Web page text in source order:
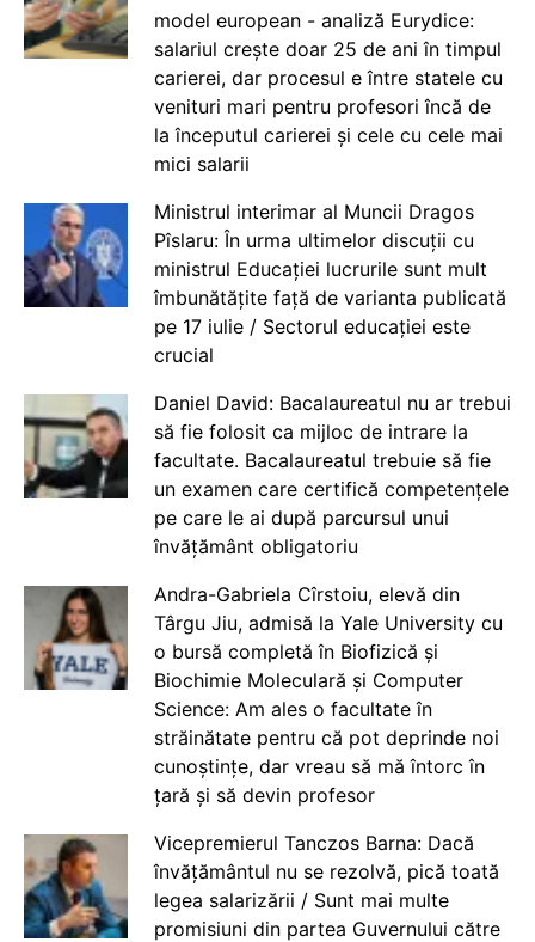
model european - analiză Eurydice:
salariul crește doar 25 de ani în timpul
carierei, dar procesul e între statele cu
venituri mari pentru profesori încă de
la începutul carierei și cele cu cele mai
mici salarii
Ministrul interimar al Muncii Dragos
Pîslaru: În urma ultimelor discuții cu
ministrul Educației lucrurile sunt mult
îmbunătățite față de varianta publicată
pe 17 iulie / Sectorul educației este
crucial
Daniel David: Bacalaureatul nu ar trebui
să fie folosit ca mijloc de intrare la
facultate. Bacalaureatul trebuie să fie
un examen care certifică competențele
pe care le ai după parcursul unui
învățământ obligatoriu
Andra-Gabriela Cîrstoiu, elevă din
Târgu Jiu, admisă la Yale University cu
o bursă completă în Biofizică și
Biochimie Moleculară și Computer
Science: Am ales o facultate în
străinătate pentru că pot deprinde noi
cunoștințe, dar vreau să mă întorc în
țară și să devin profesor
Vicepremierul Tanczos Barna: Dacă
învățământul nu se rezolvă, pică toată
legea salarizării / Sunt mai multe
promisiuni din partea Guvernului către